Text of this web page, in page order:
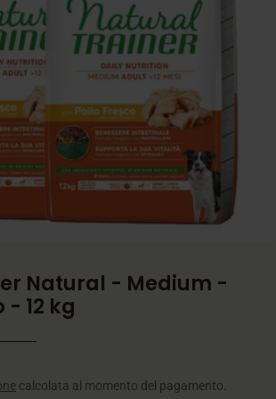
modale
Natural - Medium -
12 kg
calcolata al momento del pagamento.